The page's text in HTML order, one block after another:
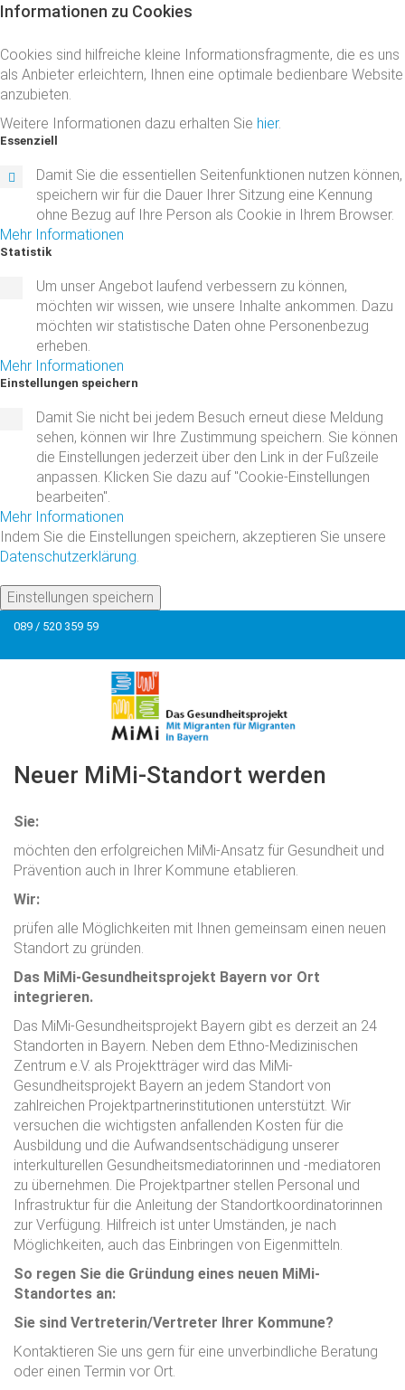
Informationen zu Cookies
Cookies sind hilfreiche kleine Informationsfragmente, die es uns
als Anbieter erleichtern, Ihnen eine optimale bedienbare Website
anzubieten.
Weitere Informationen dazu erhalten Sie hier.
Essenziell
Damit Sie die essentiellen Seitenfunktionen nutzen können,
speichern wir für die Dauer Ihrer Sitzung eine Kennung
ohne Bezug auf Ihre Person als Cookie in Ihrem Browser.
Mehr Informationen
Statistik
Um unser Angebot laufend verbessern zu können,
möchten wir wissen, wie unsere Inhalte ankommen. Dazu
möchten wir statistische Daten ohne Personenbezug
erheben.
Mehr Informationen
Einstellungen speichern
Damit Sie nicht bei jedem Besuch erneut diese Meldung
sehen, können wir Ihre Zustimmung speichern. Sie können
die Einstellungen jederzeit über den Link in der Fußzeile
anpassen. Klicken Sie dazu auf "Cookie-Einstellungen
bearbeiten".
Mehr Informationen
Indem Sie die Einstellungen speichern, akzeptieren Sie unsere
Datenschutzerklärung.
Einstellungen speichern
089 / 520 359 59
Neuer MiMi-Standort werden
Sie:
möchten den erfolgreichen MiMi-Ansatz für Gesundheit und
Prävention auch in Ihrer Kommune etablieren.
Wir:
prüfen alle Möglichkeiten mit Ihnen gemeinsam einen neuen
Standort zu gründen.
Das MiMi-Gesundheitsprojekt Bayern vor Ort
integrieren.
Das MiMi-Gesundheitsprojekt Bayern gibt es derzeit an 24
Standorten in Bayern. Neben dem Ethno-Medizinischen
Zentrum e.V. als Projektträger wird das MiMi-
Gesundheitsprojekt Bayern an jedem Standort von
zahlreichen Projektpartnerinstitutionen unterstützt. Wir
versuchen die wichtigsten anfallenden Kosten für die
Ausbildung und die Aufwandsentschädigung unserer
interkulturellen Gesundheitsmediatorinnen und -mediatoren
zu übernehmen. Die Projektpartner stellen Personal und
Infrastruktur für die Anleitung der Standortkoordinatorinnen
zur Verfügung. Hilfreich ist unter Umständen, je nach
Möglichkeiten, auch das Einbringen von Eigenmitteln.
So regen Sie die Gründung eines neuen MiMi-
Standortes an:
Sie sind Vertreterin/Vertreter Ihrer Kommune?
Kontaktieren Sie uns gern für eine unverbindliche Beratung
oder einen Termin vor Ort.